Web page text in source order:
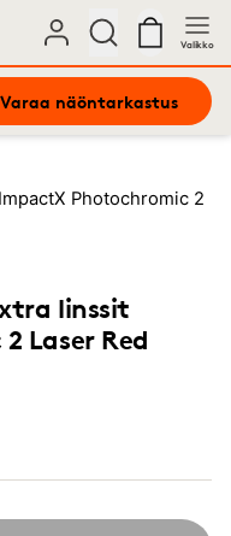
Valikko
Varaa näöntarkastus
Photochromic 2
linssit
Laser Red